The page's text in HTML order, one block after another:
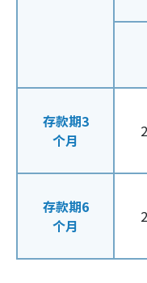
存款期3
个月
存款期6
个月